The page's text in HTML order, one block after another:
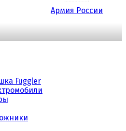
Армия России
Fuggler